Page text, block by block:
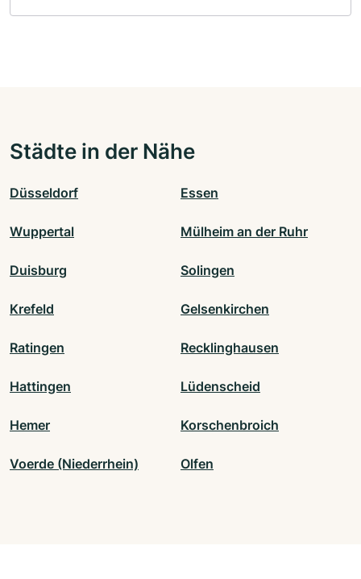
Städte in der Nähe
Düsseldorf Essen
Wuppertal Mülheim an der Ruhr
Duisburg Solingen
Krefeld Gelsenkirchen
Ratingen Recklinghausen
Hattingen Lüdenscheid
Hemer Korschenbroich
Voerde (Niederrhein) Olfen